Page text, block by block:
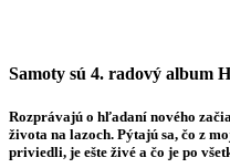
Samoty sú 4. radový album
Rozprávajú o hľadaní nového
života na lazoch. Pýtajú sa, čo z
priviedli, je ešte živé a čo je po